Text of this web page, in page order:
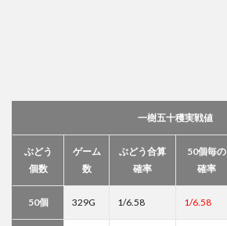
一樹五十穫実戦値
ぶどう
個数
ゲーム
数
ぶどう合算
確率
50個毎の
確率
50個 329G 1/6.58 1/6.58